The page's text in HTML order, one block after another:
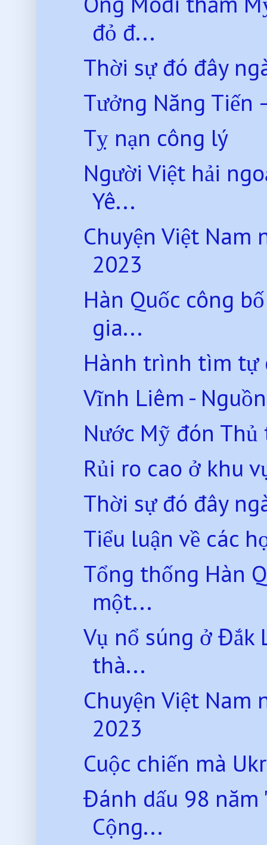
đỏ đ...
Thời sự đó đây
Tưởng Năng Tiến
Tỵ nạn công lý
Người Việt hải
Yê...
Chuyện Việt Nam
2023
Hàn Quốc công
gia...
Hành trình tìm tự
Vĩnh Liêm -
Nước Mỹ đón
Rủi ro cao ở khu
Thời sự đó đây
Tiểu luận về các
Tổng thống Hàn
một...
Vụ nổ súng ở Đắk
thà...
Chuyện Việt
2023
Cuộc chiến mà
Đánh dấu 98 năm
Cộng...